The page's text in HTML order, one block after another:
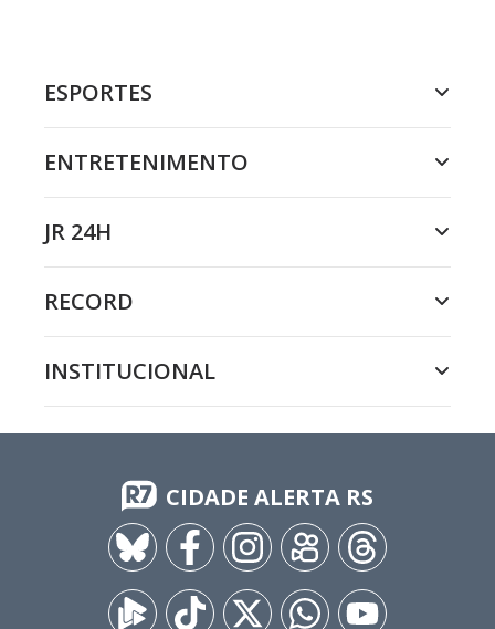
ESPORTES
ENTRETENIMENTO
JR 24H
RECORD
INSTITUCIONAL
CIDADE ALERTA RS